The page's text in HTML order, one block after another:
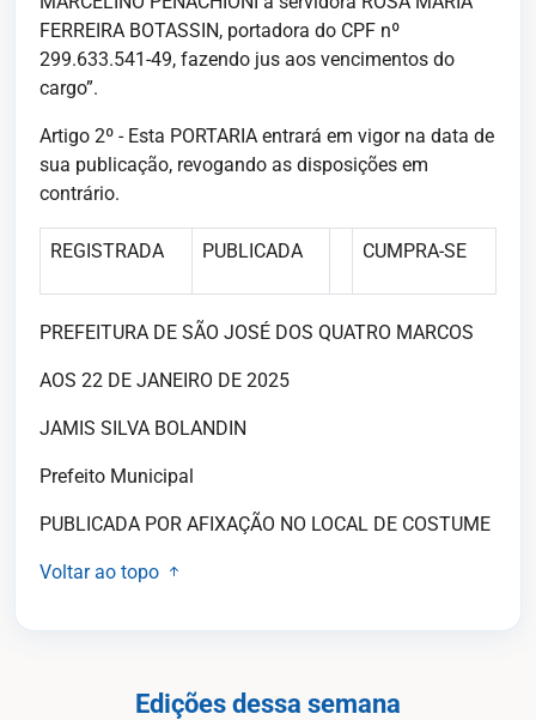
FERREIRA BOTASSIN, portadora do CPF nº
299.633.541-49, fazendo jus aos vencimentos do
cargo”.
Artigo 2º - Esta PORTARIA entrará em vigor na data de
sua publicação, revogando as disposições em
contrário.
REGISTRADA PUBLICADA CUMPRA-SE
PREFEITURA DE SÃO JOSÉ DOS QUATRO MARCOS
AOS 22 DE JANEIRO DE 2025
JAMIS SILVA BOLANDIN
Prefeito Municipal
PUBLICADA POR AFIXAÇÃO NO LOCAL DE COSTUME
Voltar ao topo
Edições dessa semana